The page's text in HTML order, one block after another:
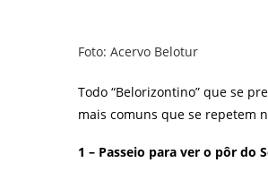
Foto: Acervo Belotur
Todo “Belorizontino” que se
mais comuns que se repetem
1 – Passeio para ver o pôr do